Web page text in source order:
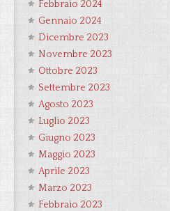
Febbraio 2024
Gennaio 2024
Dicembre 2023
Novembre 2023
Ottobre 2023
Settembre 2023
Agosto 2023
Luglio 2023
Giugno 2023
Maggio 2023
Aprile 2023
Marzo 2023
Febbraio 2023